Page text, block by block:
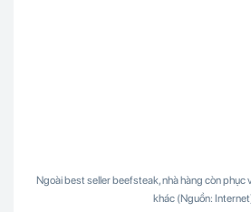
Ngoài best seller beefsteak, nhà hàng còn phục
khác (Nguồn: